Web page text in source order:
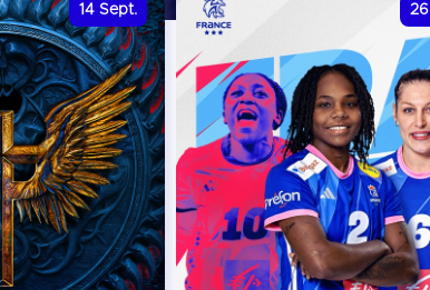
14 Sept. 26